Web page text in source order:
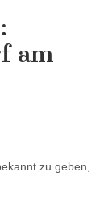
am
zu geben,